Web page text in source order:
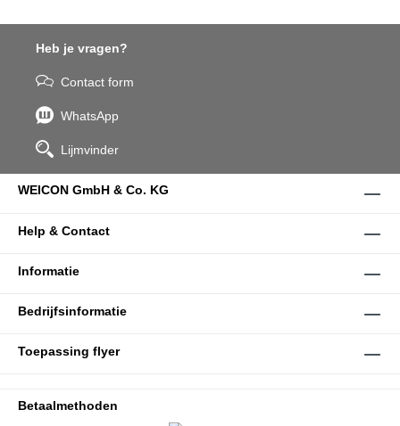
Heb je vragen?
Contact form
WhatsApp
Lijmvinder
WEICON GmbH & Co. KG
Help & Contact
Informatie
Bedrijfsinformatie
Toepassing flyer
Betaalmethoden